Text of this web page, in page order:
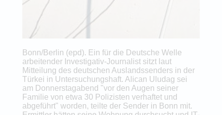
Bonn/Berlin (epd). Ein für die Deutsche Welle
arbeitender Investigativ-Journalist sitzt laut
Mitteilung des deutschen Auslandssenders in der
Türkei in Untersuchungshaft. Alican Uludag sei
am Donnerstagabend "vor den Augen seiner
Familie von etwa 30 Polizisten verhaftet und
abgeführt" worden, teilte der Sender in Bonn mit.